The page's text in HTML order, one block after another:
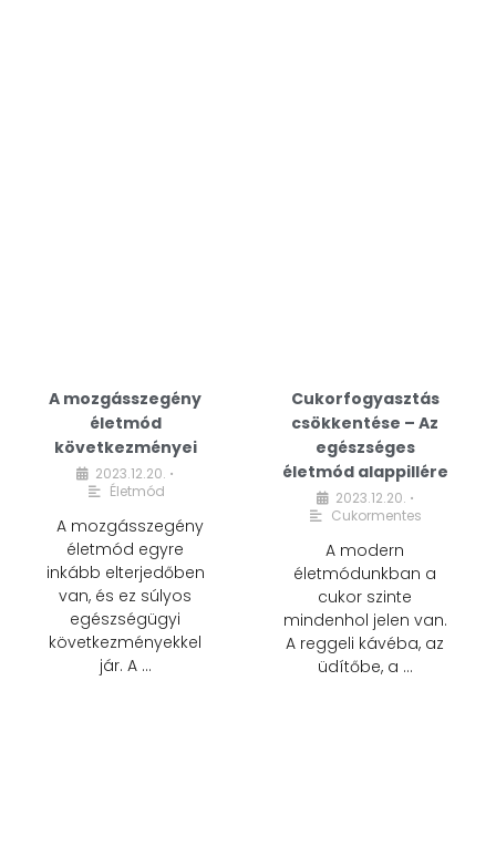
A mozgásszegény
életmód
következményei
2023.12.20. •
Életmód
A mozgásszegény
életmód egyre
inkább elterjedőben
van, és ez súlyos
egészségügyi
következményekkel
jár. A …
Cukorfogyasztás
csökkentése – Az
egészséges
életmód alappillére
2023.12.20. •
Cukormentes
A modern
életmódunkban a
cukor szinte
mindenhol jelen van.
A reggeli kávéba, az
üdítőbe, a …